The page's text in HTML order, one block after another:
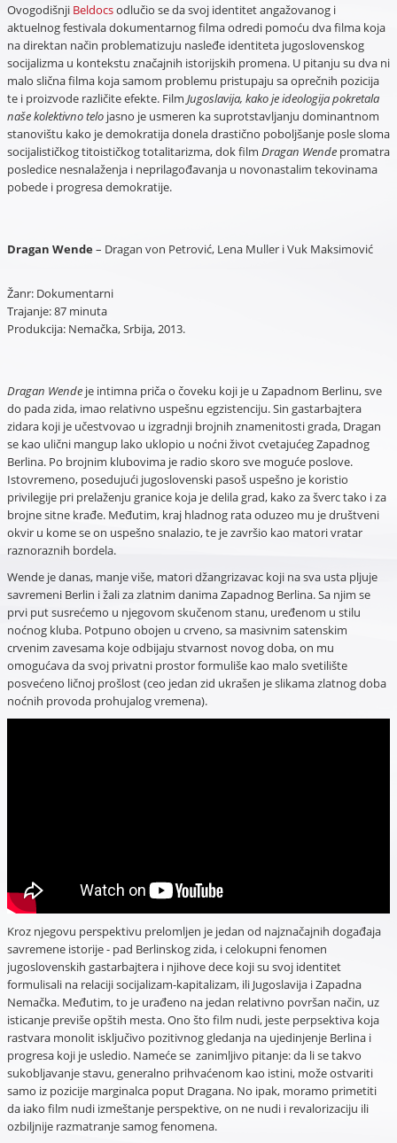
Ovogodišnji Beldocsodlučio se da svoj identitet angažovanog i
aktuelnog festivala dokumentarnog filma odredi pomoću dva filma koja
na direktan način problematizuju nasleđe identiteta jugoslovenskog
socijalizma u kontekstu značajnih istorijskih promena. U pitanju su dva ni
malo slična filma koja samom problemu pristupaju sa oprečnih pozicija
te i proizvode različite efekte. Film Jugoslavija, kako je ideologija pokretala
naše kolektivno telojasno je usmeren ka suprotstavljanju dominantnom
stanovištu kako je demokratija donela drastično poboljšanje posle sloma
socijalističkog titoističkog totalitarizma, dok film Dragan Wendepromatra
posledice nesnalaženja i neprilagođavanja u novonastalim tekovinama
pobede i progresa demokratije.
Dragan Wende– Dragan von Petrović, Lena Muller i Vuk Maksimović
Žanr: Dokumentarni
Trajanje: 87 minuta
Produkcija: Nemačka, Srbija, 2013.
Dragan Wendeje intimna priča o čoveku koji je u Zapadnom Berlinu, sve
do pada zida, imao relativno uspešnu egzistenciju. Sin gastarbajtera
zidara koji je učestvovao u izgradnji brojnih znamenitosti grada, Dragan
se kao ulični mangup lako uklopio u noćni život cvetajućeg Zapadnog
Berlina. Po brojnim klubovima je radio skoro sve moguće poslove.
Istovremeno, posedujući jugoslovenski pasoš uspešno je koristio
privilegije pri prelaženju granice koja je delila grad, kako za šverc tako i za
brojne sitne krađe. Međutim, kraj hladnog rata oduzeo mu je društveni
okvir u kome se on uspešno snalazio, te je završio kao matori vratar
raznoraznih bordela.
Wende je danas, manje više, matori džangrizavac koji na sva usta pljuje
savremeni Berlin i žali za zlatnim danima Zapadnog Berlina. Sa njim se
prvi put susrećemo u njegovom skučenom stanu, uređenom u stilu
noćnog kluba. Potpuno obojen u crveno, sa masivnim satenskim
crvenim zavesama koje odbijaju stvarnost novog doba, on mu
omogućava da svoj privatni prostor formuliše kao malo svetilište
posvećeno ličnoj prošlost (ceo jedan zid ukrašen je slikama zlatnog doba
noćnih provoda prohujalog vremena).
Kroz njegovu perspektivu prelomljen je jedan od najznačajnih događaja
savremene istorije - pad Berlinskog zida, i celokupni fenomen
jugoslovenskih gastarbajtera i njihove dece koji su svoj identitet
formulisali na relaciji socijalizam-kapitalizam, ili Jugoslavija i Zapadna
Nemačka. Međutim, to je urađeno na jedan relativno površan način, uz
isticanje previše opštih mesta. Ono što film nudi, jeste perpsektiva koja
rastvara monolit isključivo pozitivnog gledanja na ujedinjenje Berlina i
progresa koji je usledio. Nameće se zanimljivo pitanje: da li se takvo
sukobljavanje stavu, generalno prihvaćenom kao istini, može ostvariti
samo iz pozicije marginalca poput Dragana. No ipak, moramo primetiti
da iako film nudi izmeštanje perspektive, on ne nudi i revalorizaciju ili
ozbiljnije razmatranje samog fenomena.